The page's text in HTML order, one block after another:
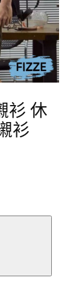
衫 休
衫